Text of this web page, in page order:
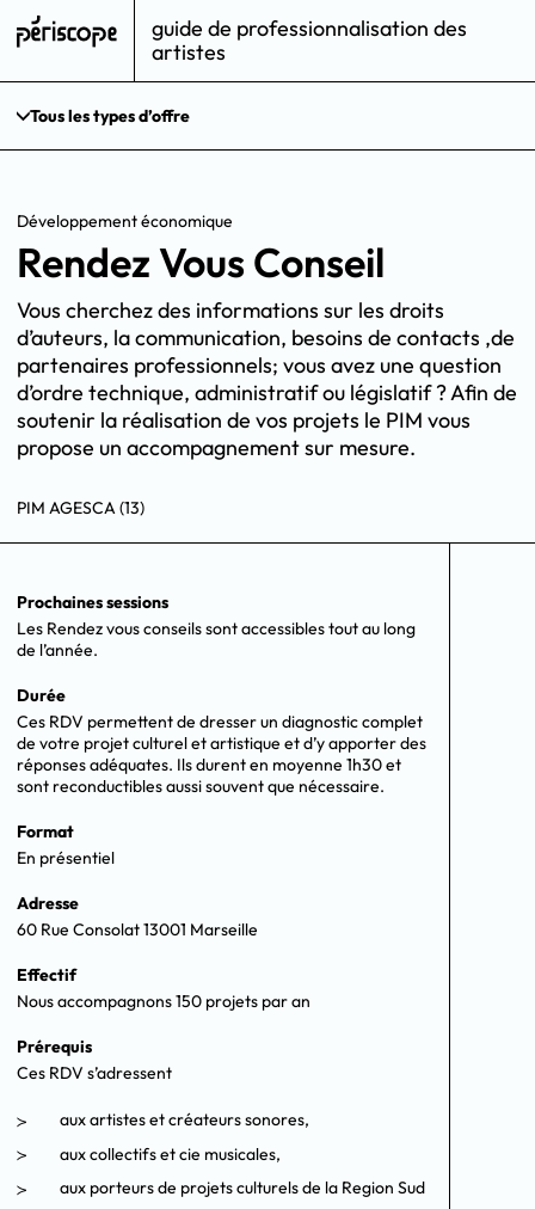
guide de professionnalisation des
artistes
Tous les types d’offre
Développement économique
Rendez Vous Conseil
Vous cherchez des informations sur les droits
d’auteurs, la communication, besoins de contacts ,de
partenaires professionnels; vous avez une question
d’ordre technique, administratif ou législatif ? Afin de
soutenir la réalisation de vos projets le PIM vous
propose un accompagnement sur mesure.
PIM AGESCA (13)
Prochaines sessions
Les Rendez vous conseils sont accessibles tout au long
de l’année.
Durée
Ces RDV permettent de dresser un diagnostic complet
de votre projet culturel et artistique et d’y apporter des
réponses adéquates. Ils durent en moyenne 1h30 et
sont reconductibles aussi souvent que nécessaire.
Format
En présentiel
Adresse
60 Rue Consolat 13001 Marseille
Effectif
Nous accompagnons 150 projets par an
Prérequis
Ces RDV s’adressent
aux artistes et créateurs sonores,
aux collectifs et cie musicales,
aux porteurs de projets culturels de la Region Sud